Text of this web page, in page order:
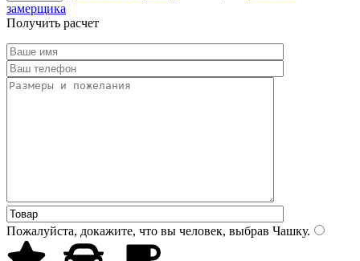
замерщика
Получить расчет
Пожалуйста, докажите, что вы человек, выбрав Чашку.